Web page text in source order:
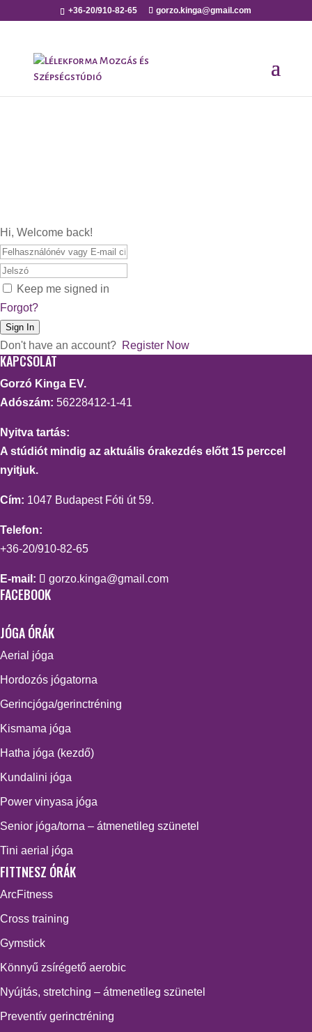
+36-20/910-82-65 gorzo.kinga@gmail.com
Hi, Welcome back!
Keep me signed in
Forgot?
Sign In
Don't have an account? Register Now
KAPCSOLAT
Gorzó Kinga EV.
Adószám: 56228412-1-41
Nyitva tartás:
A stúdiót mindig az aktuális órakezdés előtt 15 perccel
nyitjuk.
Cím: 1047 Budapest Fóti út 59.
Telefon:
+36-20/910-82-65
E-mail: gorzo.kinga@gmail.com
FACEBOOK
JÓGA ÓRÁK
Aerial jóga
Hordozós jógatorna
Gerincjóga/gerinctréning
Kismama jóga
Hatha jóga (kezdő)
Kundalini jóga
Power vinyasa jóga
Senior jóga/torna – átmenetileg szünetel
Tini aerial jóga
FITTNESZ ÓRÁK
ArcFitness
Cross training
Gymstick
Könnyű zsírégető aerobic
Nyújtás, stretching – átmenetileg szünetel
Preventív gerinctréning